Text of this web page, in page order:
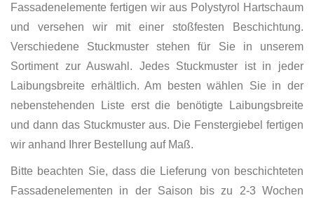
Fassadenelemente fertigen wir aus Polystyrol Hartschaum
und versehen wir mit einer stoßfesten Beschichtung.
Verschiedene Stuckmuster stehen für Sie in unserem
Sortiment zur Auswahl. Jedes Stuckmuster ist in jeder
Laibungsbreite erhältlich. Am besten wählen Sie in der
nebenstehenden Liste erst die benötigte Laibungsbreite
und dann das Stuckmuster aus. Die Fenstergiebel fertigen
wir anhand Ihrer Bestellung auf Maß.
Bitte beachten Sie, dass die Lieferung von beschichteten
Fassadenelementen in der Saison bis zu 2-3 Wochen